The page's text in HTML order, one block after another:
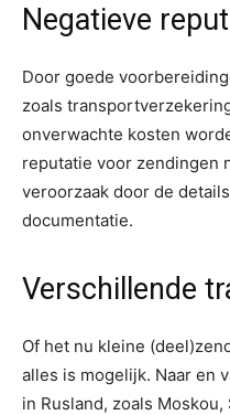
Negatieve
Door goede
zoals
onverwachte kosten
reputatie voor zendingen
veroorzaak door de
documentatie.
Verschillende
Of het nu kleine
alles is mogelijk. Naar en
in Rusland, zoals